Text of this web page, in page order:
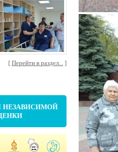
[ Перейти в раздел... ]
НЕЗАВИСИМОЙ